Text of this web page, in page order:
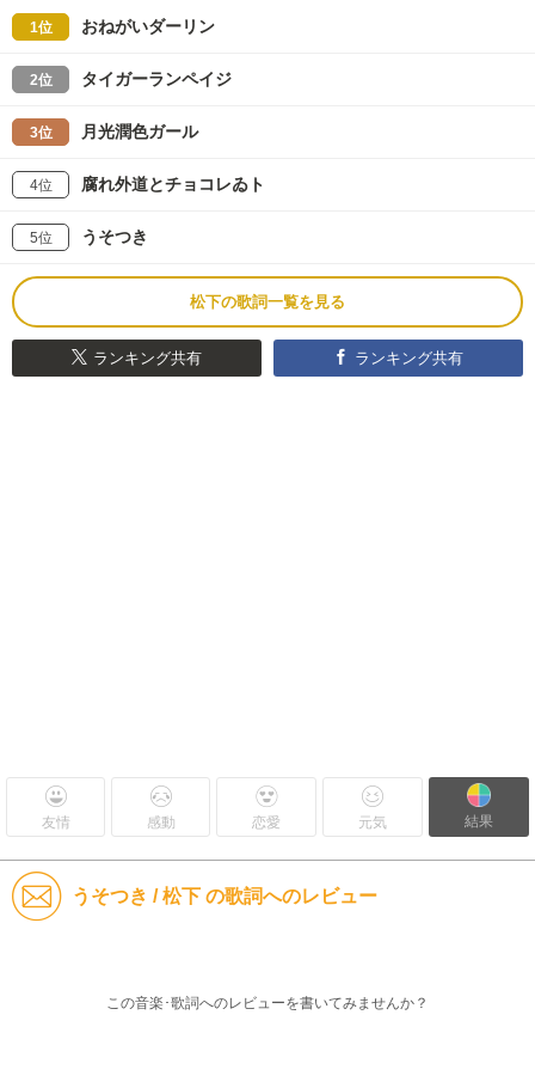
1位 おねがいダーリン
2位 タイガーランペイジ
3位 月光潤色ガール
4位 腐れ外道とチョコレゐト
5位 うそつき
松下の歌詞一覧を見る
ランキング共有 ランキング共有
友情 感動 恋愛 元気 結果
うそつき / 松下 の歌詞へのレビュー
この音楽･歌詞へのレビューを書いてみませんか？